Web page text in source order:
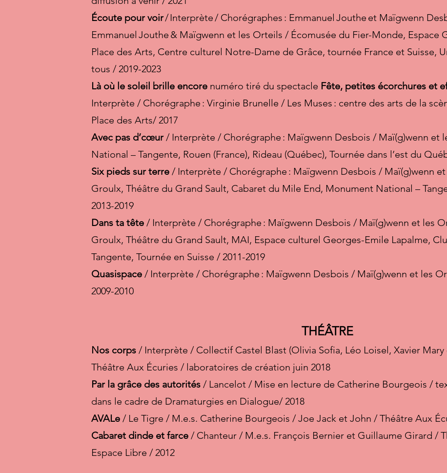
Écoute pour voir/ Interprète / Chorégraphes : Emmanuel Jouthe et Maïgwenn
Emmanuel Jouthe & Maïgwenn et les Orteils / Écomusée du Fier-Monde, Espace
Place des Arts, Centre culturel Notre-Dame de Grâce, tournée France et Suisse,
tous / 2019-2023
Là où le soleil brille encore numéro tiré du spectacle Fête, petites écorchures et
Interprète / Chorégraphe : Virginie Brunelle / Les Muses : centre des arts de la
Place des Arts/ 2017
Avec pas d’cœur/ Interprète / Chorégraphe : Maïgwenn Desbois / Maï(g)wenn et
National – Tangente, Rouen (France), Rideau (Québec), Tournée dans l’est du
Six pieds sur terre / Interprète / Chorégraphe : Maïgwenn Desbois / Maï(g)wenn
Groulx, Théâtre du Grand Sault, Cabaret du Mile End, Monument National –
2013-2019
Dans ta tête / Interprète / Chorégraphe : Maïgwenn Desbois / Maï(g)wenn et les
Groulx, Théâtre du Grand Sault, MAI, Espace culturel Georges-Emile Lapalme,
Tangente, Tournée en Suisse / 2011-2019
Quasispace / Interprète / Chorégraphe : Maïgwenn Desbois / Maï(g)wenn et les
2009-2010
THÉÂTRE
Nos corps / Interprète / Collectif Castel Blast (Olivia Sofia, Léo Loisel, Xavier
Théâtre Aux Écuries / laboratoires de création juin 2018
Par la grâce des autorités / Lancelot / Mise en lecture de Catherine Bourgeois /
dans le cadre de Dramaturgies en Dialogue/ 2018
AVALe / Le Tigre / M.e.s. Catherine Bourgeois / Joe Jack et John / Théâtre Aux
Cabaret dinde et farce / Chanteur / M.e.s. François Bernier et Guillaume Girard /
Espace Libre / 2012